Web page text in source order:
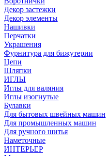
Декор застежки
Декор элементы
Нашивки
Перчатки
Украшения
Фурнитура для бижутерии
Цепи
Шляпки
ИГЛЫ
Иглы для валяния
Иглы изогнутые
Булавки
Для бытовых швейных машин
Для промышленных машин
Для ручного шитья
Наметочные
ИНТЕРЬЕР